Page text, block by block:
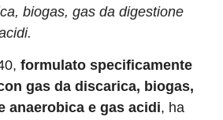
biogas, gas da digestione
formulato specificamente
gas da discarica, biogas,
anaerobica e gas acidi, ha